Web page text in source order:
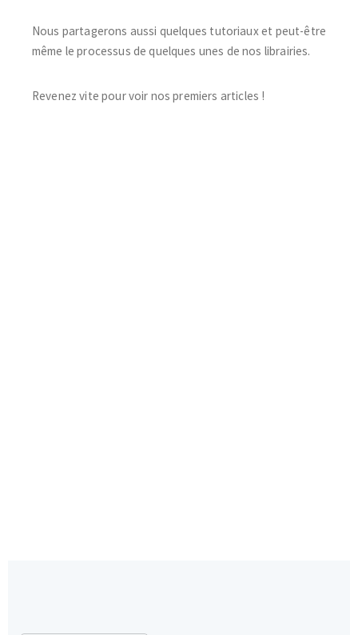
Nous partagerons aussi quelques tutoriaux et peut-être
même le processus de quelques unes de nos librairies.
Revenez vite pour voir nos premiers articles !